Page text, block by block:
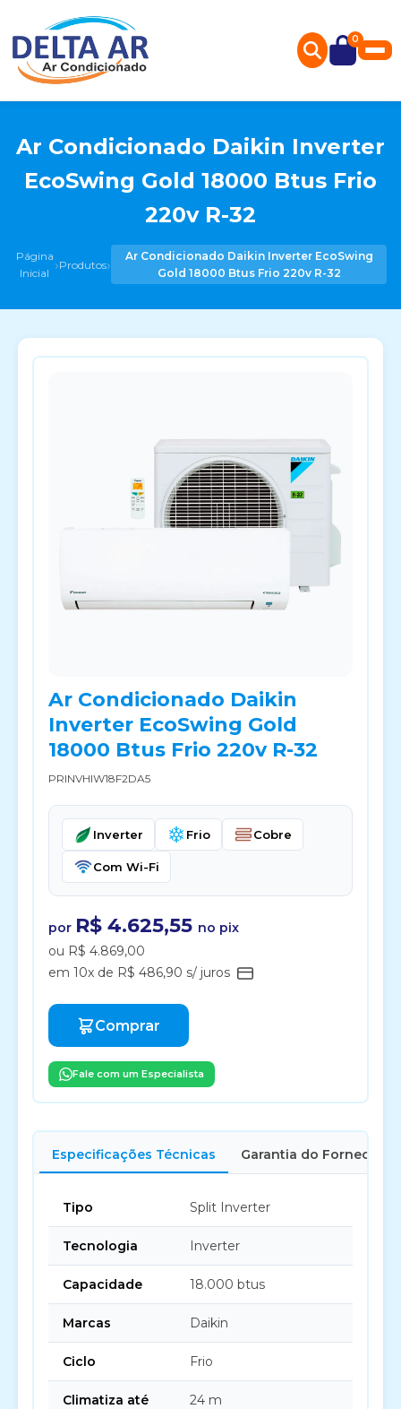
0
Ar Condicionado Daikin Inverter
EcoSwing Gold 18000 Btus Frio
220v R-32
Página
Inicial ›Produtos›
Ar Condicionado Daikin Inverter EcoSwing
Gold 18000 Btus Frio 220v R-32
Ar Condicionado Daikin
Inverter EcoSwing Gold
18000 Btus Frio 220v R-32
PRINVHIW18F2DA5
Inverter Frio Cobre
Com Wi-Fi
por R$ 4.625,55 no pix
ou R$ 4.869,00
em 10x de R$ 486,90 s/ juros
Comprar
Fale com um Especialista
Especificações Técnicas Garantia do Fornecedor
Tipo Split Inverter
Tecnologia Inverter
Capacidade 18.000 btus
Marcas Daikin
Ciclo Frio
Climatiza até 24 m